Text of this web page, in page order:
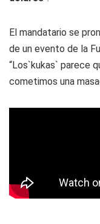
El mandatario se
de un evento de la
“Los`kukas` parece
cometimos una